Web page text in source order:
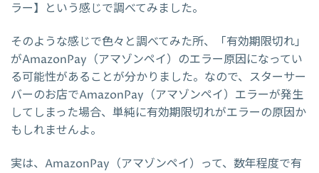
ラー】という感じで調べてみました。
そのような感じで色々と調べてみた所、「有効期限切れ」
がAmazonPay（アマゾンペイ）のエラー原因になってい
る可能性があることが分かりました。なので、スターサー
バーのお店でAmazonPay（アマゾンペイ）エラーが発生
してしまった場合、単純に有効期限切れがエラーの原因か
もしれませんよ。
実は、AmazonPay（アマゾンペイ）って、数年程度で有